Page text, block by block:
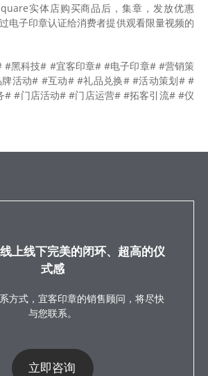
实体店购买商品后，集章，发放优惠
电子印章认证给消费者提供观看限量视频的
#黑科技# #宜客印章# #电子印章# #营销策
活动# #互动# #礼品兑换# #活动策划# #
# #门店活动# #门店运营# #拓客引流# #仪
上线下完美的闭环、超高的仪
式感
方式，宜客印章的销售顾问，将尽快
与您联系。
立即咨询